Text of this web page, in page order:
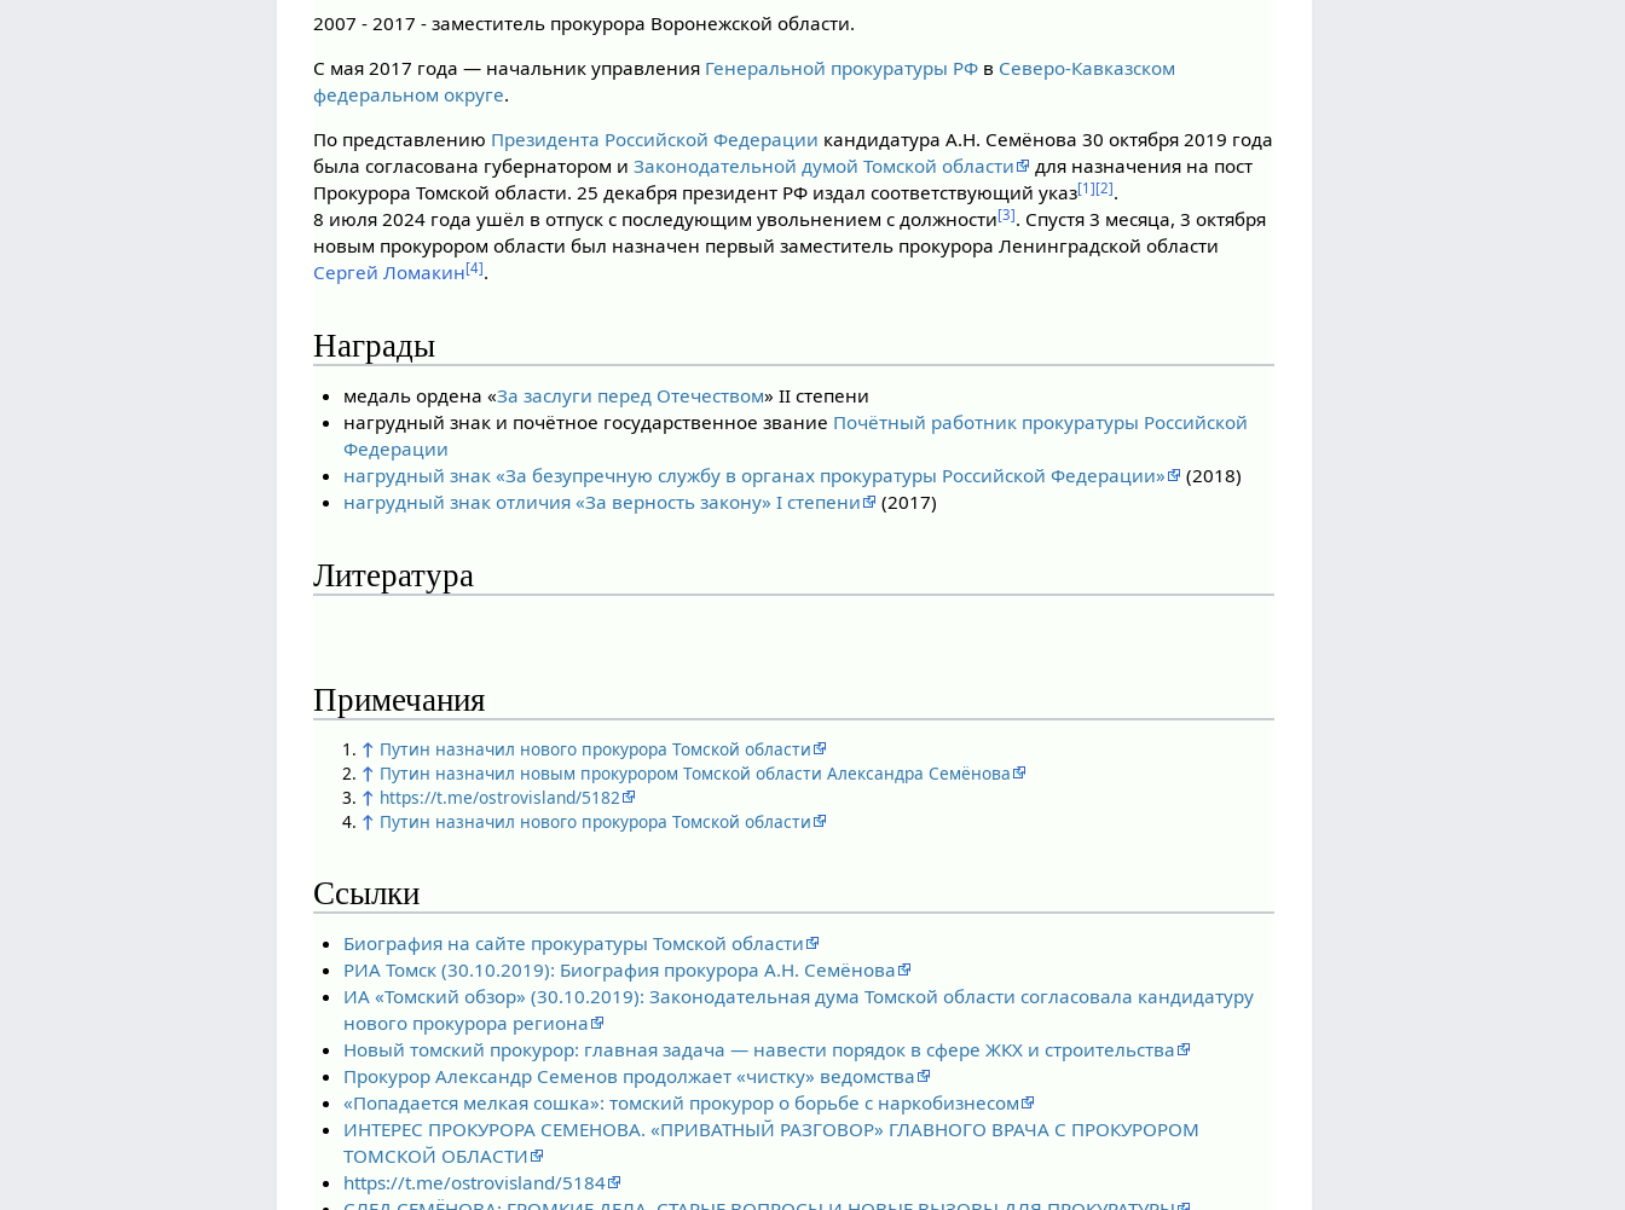
2007 - 2017 - заместитель прокурора Воронежской области.
С мая 2017 года — начальник управления Генеральной прокуратуры РФ в Северо-Кавказском
федеральном округе.
По представлению Президента Российской Федерации кандидатура А.Н. Семёнова 30 октября 2019 года
была согласована губернатором иЗаконодательной думой Томской области
для назначения на пост
Прокурора Томской области. 25 декабря президент РФ издал соответствующий указ[1][2].
8 июля 2024 года ушёл в отпуск с последующим увольнением с должности[3]. Спустя 3 месяца, 3 октября
новым прокурором области был назначен первый заместитель прокурора Ленинградской области
Сергей Ломакин[4].
Награды
медаль ордена «За заслуги перед Отечеством» II степени
нагрудный знак и почётное государственное звание Почётный работник прокуратуры Российской
Федерации
нагрудный знак «За безупречную службу в органах прокуратуры Российской Федерации»
(2018)
нагрудный знак отличия «За верность закону» I степени
(2017)
Литература
Примечания
↑ Путин назначил нового прокурора Томской области
↑ Путин назначил новым прокурором Томской области Александра Семёнова
↑ https://t.me/ostrovisland/5182
↑ Путин назначил нового прокурора Томской области
Ссылки
Биография на сайте прокуратуры Томской области
РИА Томск (30.10.2019): Биография прокурора А.Н. Семёнова
ИА «Томский обзор» (30.10.2019): Законодательная дума Томской области согласовала кандидатуру
нового прокурора региона
Новый томский прокурор: главная задача — навести порядок в сфере ЖКХ и строительства
Прокурор Александр Семенов продолжает «чистку» ведомства
«Попадается мелкая сошка»: томский прокурор о борьбе с наркобизнесом
ИНТЕРЕС ПРОКУРОРА СЕМЕНОВА. «ПРИВАТНЫЙ РАЗГОВОР» ГЛАВНОГО ВРАЧА С ПРОКУРОРОМ
ТОМСКОЙ ОБЛАСТИ
https://t.me/ostrovisland/5184